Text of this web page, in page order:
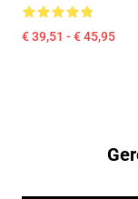
€ 39,51 - € 45,95